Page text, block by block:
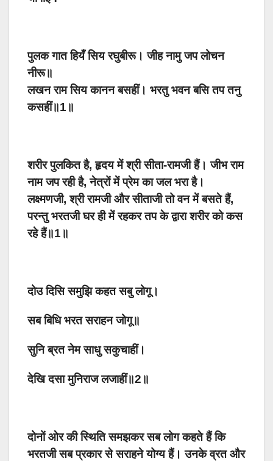
पुलक गात हियँ सिय रघुबीरू। जीह नामु जप लोचन
नीरू॥
लखन राम सिय कानन बसहीं। भरतु भवन बसि तप तनु
कसहीं॥1॥
शरीर पुलकित है, हृदय में श्री सीता-रामजी हैं। जीभ राम
नाम जप रही है, नेत्रों में प्रेम का जल भरा है।
लक्ष्मणजी, श्री रामजी और सीताजी तो वन में बसते हैं,
परन्तु भरतजी घर ही में रहकर तप के द्वारा शरीर को कस
रहे हैं॥1॥
दोउ दिसि समुझि कहत सबु लोगू।
सब बिधि भरत सराहन जोगू॥
सुनि ब्रत नेम साधु सकुचाहीं।
देखि दसा मुनिराज लजाहीं॥2॥
दोनों ओर की स्थिति समझकर सब लोग कहते हैं कि
भरतजी सब प्रकार से सराहने योग्य हैं। उनके व्रत और